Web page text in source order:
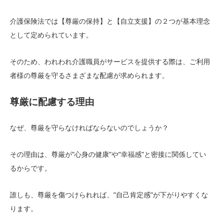
介護保険法では【尊厳の保持】と【自立支援】の２つが基本理念
として定められています。
そのため、われわれ介護職員がサービスを提供する際は、ご利用
者様の尊厳を守るさまざまな配慮が求められます。
尊厳に配慮する理由
なぜ、尊厳を守らなければならないのでしょうか？
その理由は、尊厳が”心身の健康”や”幸福感”と密接に関係してい
るからです。
誰しも、尊厳を傷つけられれば、”自己肯定感”が下がりやすくな
ります。